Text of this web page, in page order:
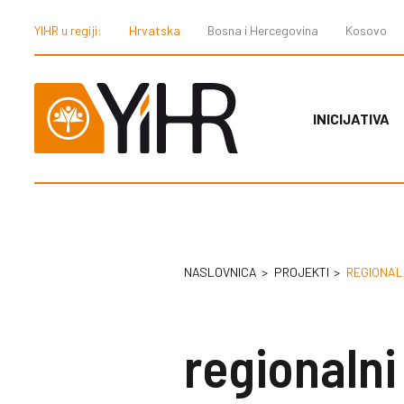
YIHR u regiji: Hrvatska Bosna i Hercegovina Kosovo
INICIJATIVA
NASLOVNICA PROJEKTI